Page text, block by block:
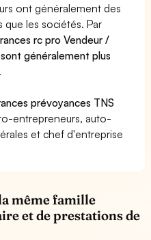
ont généralement des
que les sociétés. Par
rc pro Vendeur /
généralement plus
prévoyances TNS
entrepreneurs, auto-
et chef d'entreprise
même famille
et de prestations de